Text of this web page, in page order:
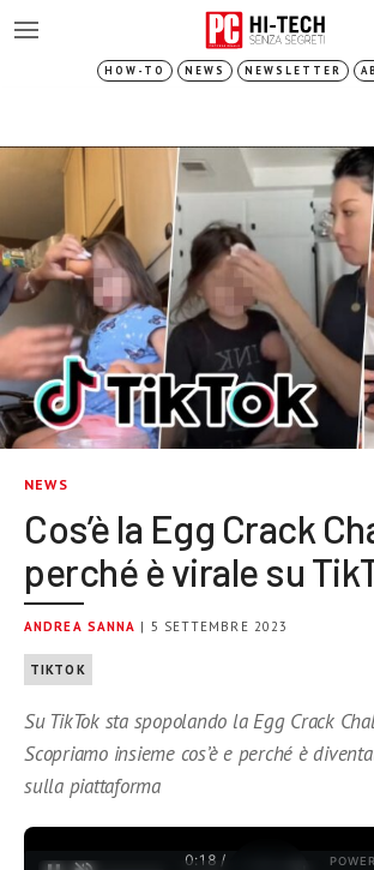
HOW-TO NEWS NEWSLETTER
NEWS
Cos’è la Egg Crack
perché è virale su
ANDREA SANNA | 5 SETTEMBRE 2023
TIKTOK
Su TikTok sta spopolando la Egg Crack
Scopriamo insieme cos’è e perché è
sulla piattaforma
0:19 /